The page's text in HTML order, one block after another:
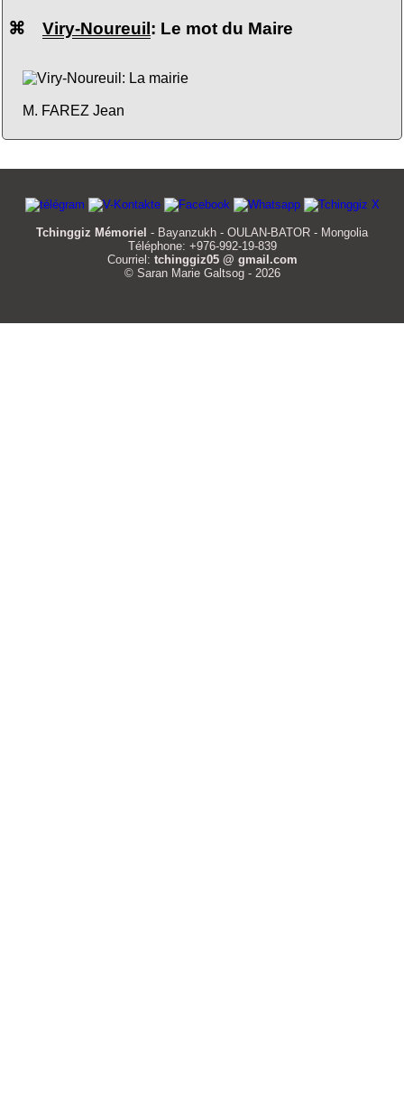
⌘ Viry-Noureuil : Le mot du Maire
M. FAREZ Jean
Tchinggiz Mémoriel - Bayanzukh - OULAN-BATOR - Mongolia
Téléphone: +976-992-19-839
Courriel: tchinggiz05 @ gmail.com
© Saran Marie Galtsog - 2026